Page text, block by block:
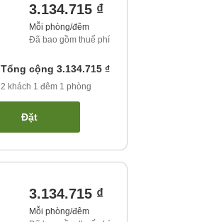
3.134.715 ₫
Mỗi phòng/đêm
Đã bao gồm thuế phí
Tổng cộng 3.134.715 ₫
2 khách 1 đêm 1 phòng
Đặt
3.134.715 ₫
Mỗi phòng/đêm